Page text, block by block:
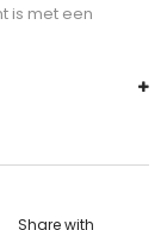
is met een
Share with